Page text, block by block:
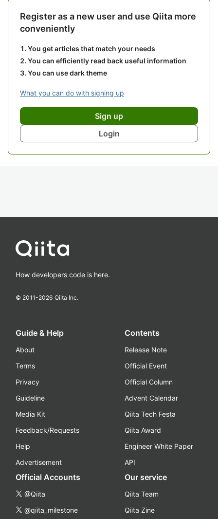
Register as a new user and use Qiita more
conveniently
You get articles that match your needs
You can efficiently read back useful information
You can use dark theme
What you can do with signing up
Sign up
Login
How developers code is here.
© 2011-2026 Qiita Inc.
Guide & Help
About
Terms
Privacy
Guideline
Media Kit
Feedback/Requests
Help
Advertisement
Contents
Release Note
Official Event
Official Column
Advent Calendar
Qiita Tech Festa
Qiita Award
Engineer White Paper
API
Official Accounts
@Qiita
@qiita_milestone
Our service
Qiita Team
Qiita Zine